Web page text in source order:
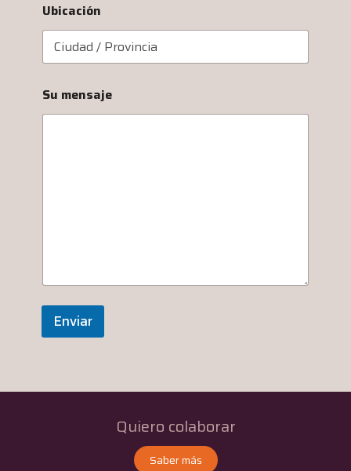
Ubicación
Su mensaje
Enviar
Quiero colaborar
Saber más